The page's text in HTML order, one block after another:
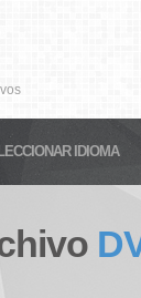
IDIOMA